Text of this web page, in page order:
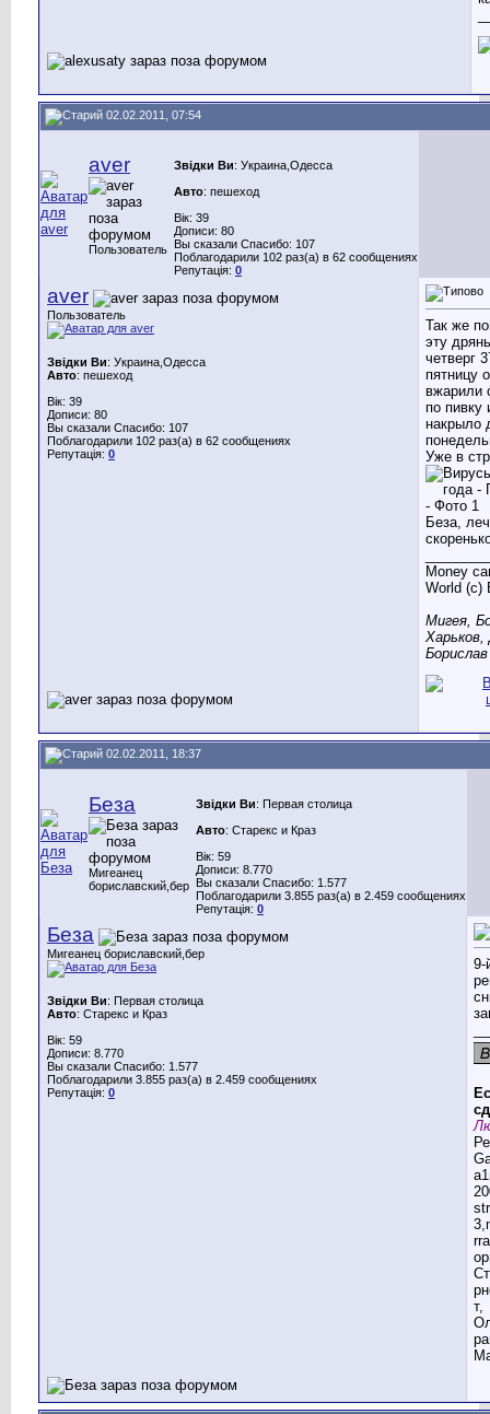
02.02.2011, 07:54
aver
Пользователь
Звідки Ви: Украина,Одесса
Авто: пешеход
Вік: 39
Дописи: 80
Вы сказали Спасибо: 107
Поблагодарили 102 раз(а) в 62 сообщениях
Репутація: 0
aver
Пользователь
Звідки Ви: Украина,Одесса
Авто: пешеход
Вік: 39
Дописи: 80
Вы сказали Спасибо: 107
Поблагодарили 102 раз(а) в 62 сообщениях
Репутація: 0
Так же
эту
четверг
пятницу
вжарили
по пивку
накрыло
Уже в
Беза,
Money
World (c)
Мигея,
Харьков,
02.02.2011, 18:37
Беза
Мигеанец
бориславский,бер
Звідки Ви: Первая столица
Авто: Старекс и Краз
Вік: 59
Дописи: 8.770
Вы сказали Спасибо: 1.577
Поблагодарили 3.855 раз(а) в 2.459 сообщениях
Репутація: 0
Беза
Мигеанец бориславский,бер
Звідки Ви: Первая столица
Авто: Старекс и Краз
Вік: 59
Дописи: 8.770
Вы сказали Спасибо: 1.577
Поблагодарили 3.855 раз(а) в 2.459 сообщениях
Репутація: 0
9-
т,